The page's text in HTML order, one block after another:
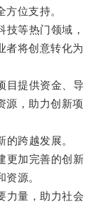
位支持。
等热门领域，
者将创意转化为
提供资金、导
源，助力创新项
跨越发展。
加完善的创新
源。
量，助力社会